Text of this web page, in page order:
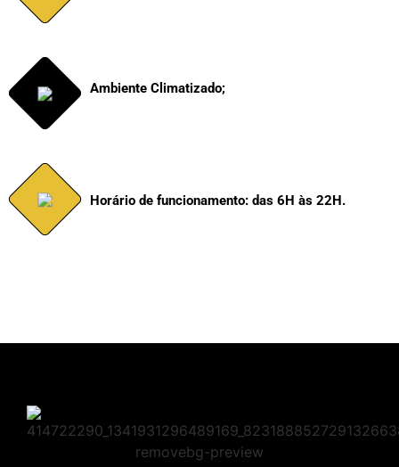
Ambiente Climatizado;
Horário de funcionamento: das 6H às 22H.